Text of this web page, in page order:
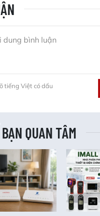
tiếng Việt có dấu
QUAN TÂM